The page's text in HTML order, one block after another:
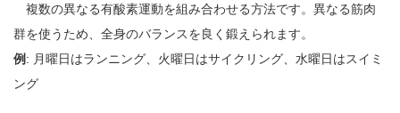
複数の異なる有酸素運動を組み合わせる方法です。異なる筋肉
群を使うため、全身のバランスを良く鍛えられます。
例: 月曜日はランニング、火曜日はサイクリング、水曜日はスイミ
ング